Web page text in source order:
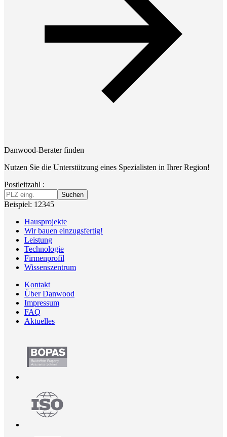
Danwood-Berater finden
Nutzen Sie die Unterstützung eines Spezialisten in Ihrer Region!
Postleitzahl :
Suchen
Beispiel: 12345
Hausprojekte
Wir bauen einzugsfertig!
Leistung
Technologie
Firmenprofil
Wissenszentrum
Kontakt
Über Danwood
Impressum
FAQ
Aktuelles